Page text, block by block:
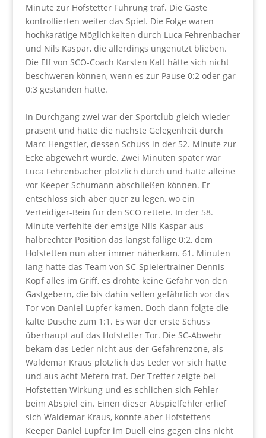
Minute zur Hofstetter Führung traf. Die Gäste
kontrollierten weiter das Spiel. Die Folge waren
hochkarätige Möglichkeiten durch Luca Fehrenbacher
und Nils Kaspar, die allerdings ungenutzt blieben.
Die Elf von SCO-Coach Karsten Kalt hätte sich nicht
beschweren können, wenn es zur Pause 0:2 oder gar
0:3 gestanden hätte.
In Durchgang zwei war der Sportclub gleich wieder
präsent und hatte die nächste Gelegenheit durch
Marc Hengstler, dessen Schuss in der 52. Minute zur
Ecke abgewehrt wurde. Zwei Minuten später war
Luca Fehrenbacher plötzlich durch und hätte alleine
vor Keeper Schumann abschließen können. Er
entschloss sich aber quer zu legen, wo ein
Verteidiger-Bein für den SCO rettete. In der 58.
Minute verfehlte der emsige Nils Kaspar aus
halbrechter Position das längst fällige 0:2, dem
Hofstetten nun aber immer näherkam. 61. Minuten
lang hatte das Team von SC-Spielertrainer Dennis
Kopf alles im Griff, es drohte keine Gefahr von den
Gastgebern, die bis dahin selten gefährlich vor das
Tor von Daniel Lupfer kamen. Doch dann folgte die
kalte Dusche zum 1:1. Es war der erste Schuss
überhaupt auf das Hofstetter Tor. Die SC-Abwehr
bekam das Leder nicht aus der Gefahrenzone, als
Waldemar Kraus plötzlich das Leder vor sich hatte
und aus acht Metern traf. Der Treffer zeigte bei
Hofstetten Wirkung und es schlichen sich Fehler
beim Abspiel ein. Einen dieser Abspielfehler erlief
sich Waldemar Kraus, konnte aber Hofstettens
Keeper Daniel Lupfer im Duell eins gegen eins nicht